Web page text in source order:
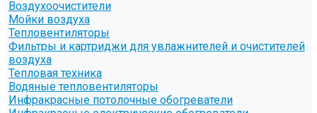
Воздухоочистители
Мойки воздуха
Тепловентиляторы
Фильтры и картриджи для увлажнителей и очистителей
воздуха
Тепловая техника
Водяные тепловентиляторы
Инфракрасные потолочные обогреватели